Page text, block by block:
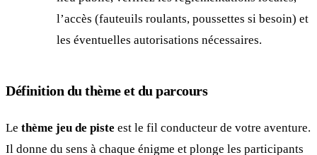
l’accès (fauteuils roulants, poussettes si besoin) et
les éventuelles autorisations nécessaires.
Définition du thème et du parcours
Le thème jeu de piste est le fil conducteur de votre aventure.
Il donne du sens à chaque énigme et plonge les participants